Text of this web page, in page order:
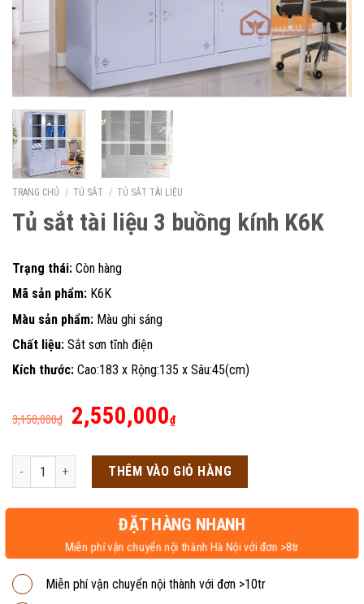
TRANG CHỦ / TỦ SẮT / TỦ SẮT TÀI LIỆU
Tủ sắt tài liệu 3 buồng kính K6K
Trạng thái: Còn hàng
Mã sản phẩm: K6K
Màu sản phẩm: Màu ghi sáng
Chất liệu: Sắt sơn tĩnh điện
Kích thước: Cao:183 x Rộng:135 x Sâu:45(cm)
3,150,000₫
Giá
là:
3,150,000₫.
2,550,000₫Giá
tại
là:
2,550,000₫.
Tủ sắt tài liệu 3 buồng kính K6K số lượng
THÊM VÀO GIỎ HÀNG
ĐẶT HÀNG NHANH
Miễn phí vận chuyển nội thành Hà Nội với đơn >8tr
Miễn phí vận chuyển nội thành với đơn >10tr